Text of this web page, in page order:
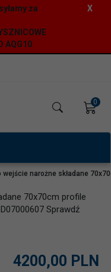
za
AQG10
X
0
narożne składane
70x70cm profile
Sprawdź
4200,00 PLN